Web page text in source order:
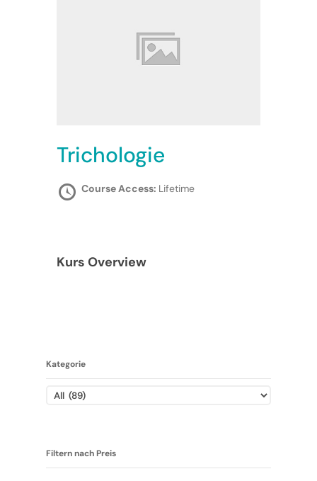
Trichologie
Course Access: Lifetime
Kurs Overview
Kategorie
Filtern nach Preis